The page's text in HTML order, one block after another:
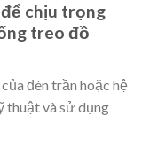
chịu trọng
treo đồ
đèn trần hoặc hệ
thuật và sử dụng